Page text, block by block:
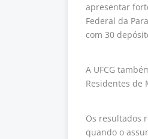
apresentar
Federal da
com 30
A UFCG
Residentes de
Os resultados
quando o